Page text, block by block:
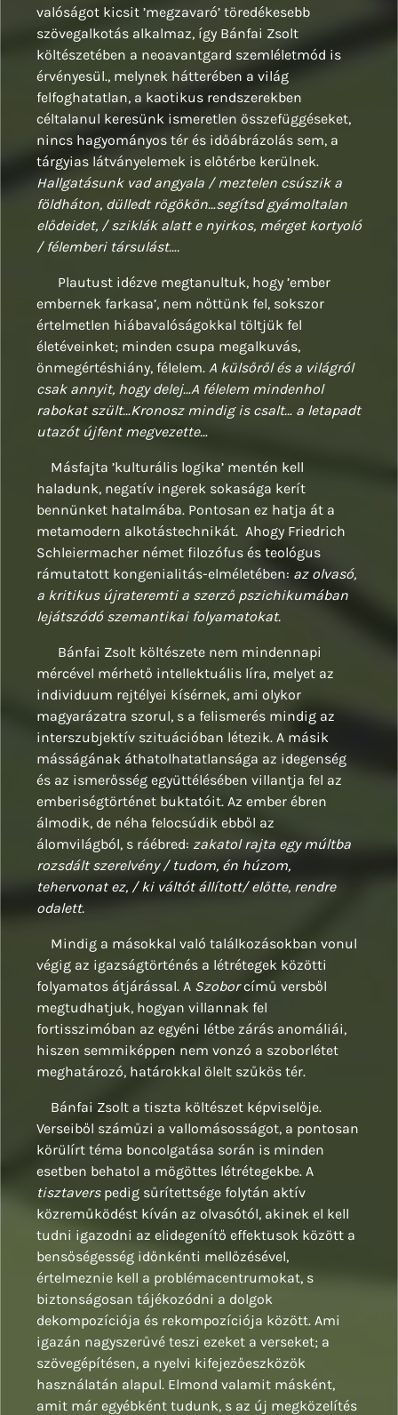
valóságot kicsit ’megzavaró’ töredékesebb
szövegalkotás alkalmaz, így Bánfai Zsolt
költészetében a neoavantgard szemléletmód is
érvényesül., melynek hátterében a világ
felfoghatatlan, a kaotikus rendszerekben
céltalanul keresünk ismeretlen összefüggéseket,
nincs hagyományos tér és időábrázolás sem, a
tárgyias látványelemek is előtérbe kerülnek.
Hallgatásunk vad angyala / meztelen csúszik a
földháton, dülledt rögökön…segítsd gyámoltalan
elődeidet, / sziklák alatt e nyirkos, mérget kortyoló
/ félemberi társulást….
Plautust idézve megtanultuk, hogy ’ember
embernek farkasa’, nem nőttünk fel, sokszor
értelmetlen hiábavalóságokkal töltjük fel
életéveinket; minden csupa megalkuvás,
önmegértéshiány, félelem. A külsőről és a világról
csak annyit, hogy delej…A félelem mindenhol
rabokat szült…Kronosz mindig is csalt… a letapadt
utazót újfent megvezette…
Másfajta ’kulturális logika’ mentén kell
haladunk, negatív ingerek sokasága kerít
bennünket hatalmába. Pontosan ez hatja át a
metamodern alkotástechnikát. Ahogy Friedrich
Schleiermacher német filozófus és teológus
rámutatott kongenialitás-elméletében: az olvasó,
a kritikus újrateremti a szerző pszichikumában
lejátszódó szemantikai folyamatokat.
Bánfai Zsolt költészete nem mindennapi
mércével mérhető intellektuális líra, melyet az
individuum rejtélyei kísérnek, ami olykor
magyarázatra szorul, s a felismerés mindig az
interszubjektív szituációban létezik. A másik
másságának áthatolhatatlansága az idegenség
és az ismerősség együttélésében villantja fel az
emberiségtörténet buktatóit. Az ember ébren
álmodik, de néha felocsúdik ebből az
álomvilágból, s ráébred: zakatol rajta egy múltba
rozsdált szerelvény / tudom, én húzom,
tehervonat ez, / ki váltót állított/ előtte, rendre
odalett.
Mindig a másokkal való találkozásokban vonul
végig az igazságtörténés a létrétegek közötti
folyamatos átjárással. A Szoborcímű versből
megtudhatjuk, hogyan villannak fel
fortisszimóban az egyéni létbe zárás anomáliái,
hiszen semmiképpen nem vonzó a szoborlétet
meghatározó, határokkal ölelt szűkös tér.
Bánfai Zsolt a tiszta költészet képviselője.
Verseiből száműzi a vallomásosságot, a pontosan
körülírt téma boncolgatása során is minden
esetben behatol a mögöttes létrétegekbe. A
tisztavers pedig sűrítettsége folytán aktív
közreműködést kíván az olvasótól, akinek el kell
tudni igazodni az elidegenítő effektusok között a
bensőségesség időnkénti mellőzésével,
értelmeznie kell a problémacentrumokat, s
biztonságosan tájékozódni a dolgok
dekompozíciója és rekompozíciója között. Ami
igazán nagyszerűvé teszi ezeket a verseket; a
szövegépítésen, a nyelvi kifejezőeszközök
használatán alapul. Elmond valamit másként,
amit már egyébként tudunk, s az új megközelítés